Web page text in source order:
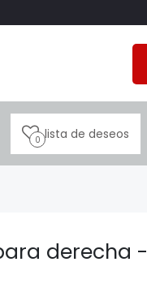
0 lista de deseos
derecha -